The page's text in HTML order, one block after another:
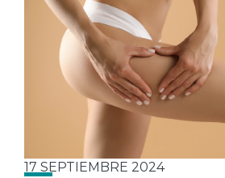
17 SEPTIEMBRE 2024